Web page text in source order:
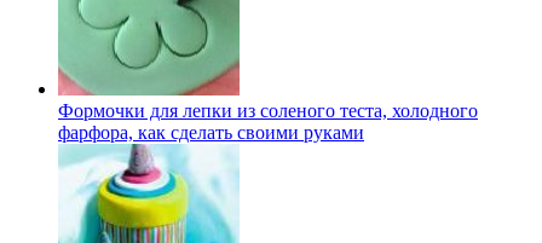
Формочки для лепки из соленого теста, холодного
фарфора, как сделать своими руками